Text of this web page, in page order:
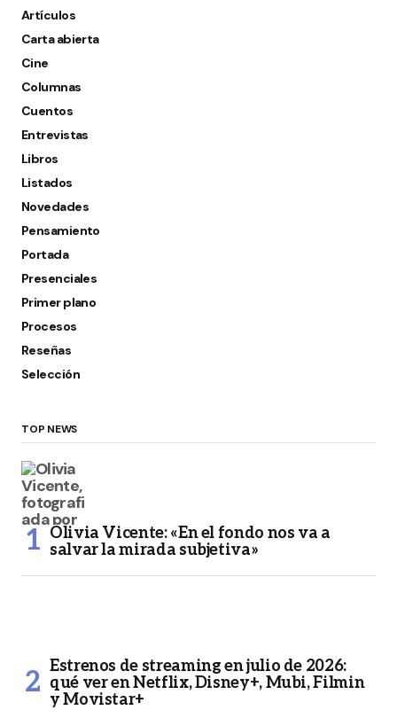
Artículos
Carta abierta
Cine
Columnas
Cuentos
Entrevistas
Libros
Listados
Novedades
Pensamiento
Portada
Presenciales
Primer plano
Procesos
Reseñas
Selección
TOP NEWS
Olivia Vicente: «En el fondo nos va a
salvar la mirada subjetiva»
Estrenos de streaming en julio de 2026:
qué ver en Netflix, Disney+, Mubi, Filmin
y Movistar+